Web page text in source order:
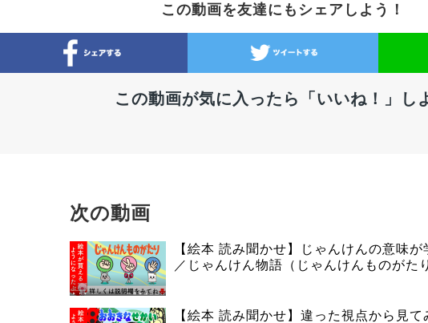
この動画を友達にもシェアしよう！
この動画が気に入ったら「いいね！」し
次の動画
【絵本 読み聞かせ】じゃんけんの意味
／じゃんけん物語（じゃんけんものがた
【絵本 読み聞かせ】違った視点から見